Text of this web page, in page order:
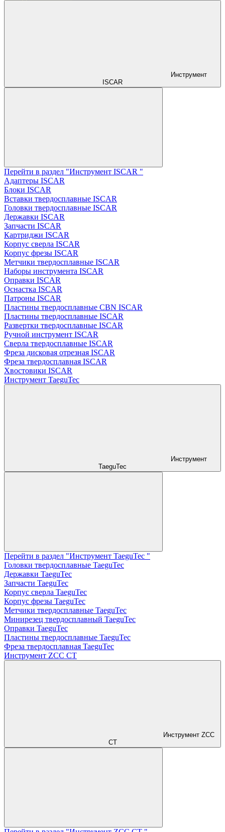
Инструмент
ISCAR
Перейти в раздел "Инструмент ISCAR "
Адаптеры ISCAR
Блоки ISCAR
Вставки твердосплавные ISCAR
Головки твердосплавные ISCAR
Державки ISCAR
Запчасти ISCAR
Картриджи ISCAR
Корпус сверла ISCAR
Корпус фрезы ISCAR
Метчики твердосплавные ISCAR
Наборы инструмента ISCAR
Оправки ISCAR
Оснастка ISCAR
Патроны ISCAR
Пластины твердосплавные CBN ISCAR
Пластины твердосплавные ISCAR
Развертки твердосплавные ISCAR
Ручной инструмент ISCAR
Сверла твердосплавные ISCAR
Фреза дисковая отрезная ISCAR
Фреза твердосплавная ISCAR
Хвостовики ISCAR
Инструмент TaeguTec
Инструмент
TaeguTec
Перейти в раздел "Инструмент TaeguTec "
Головки твердосплавные TaeguTec
Державки TaeguTec
Запчасти TaeguTec
Корпус сверла TaeguTec
Корпус фрезы TaeguTec
Метчики твердосплавные TaeguTec
Минирезец твердосплавный TaeguTec
Оправки TaeguTec
Пластины твердосплавные TaeguTec
Фреза твердосплавная TaeguTec
Инструмент ZCС CT
Инструмент ZCС
CT